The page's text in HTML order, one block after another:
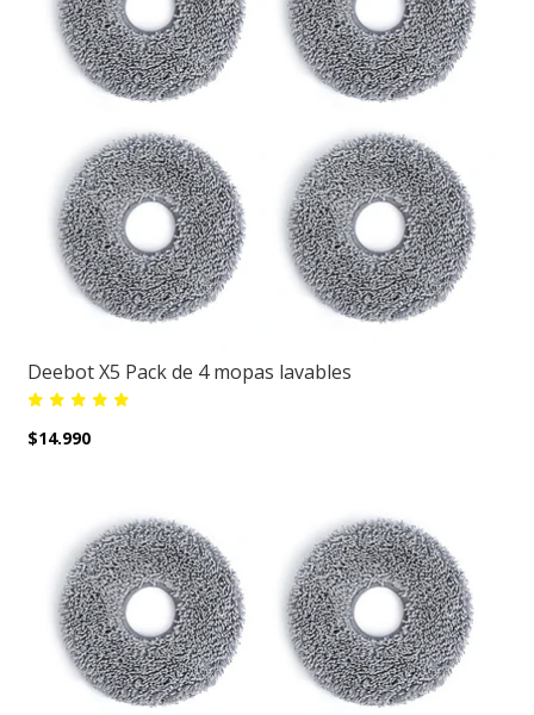
Deebot X5 Pack de 4 mopas lavables
$14.990